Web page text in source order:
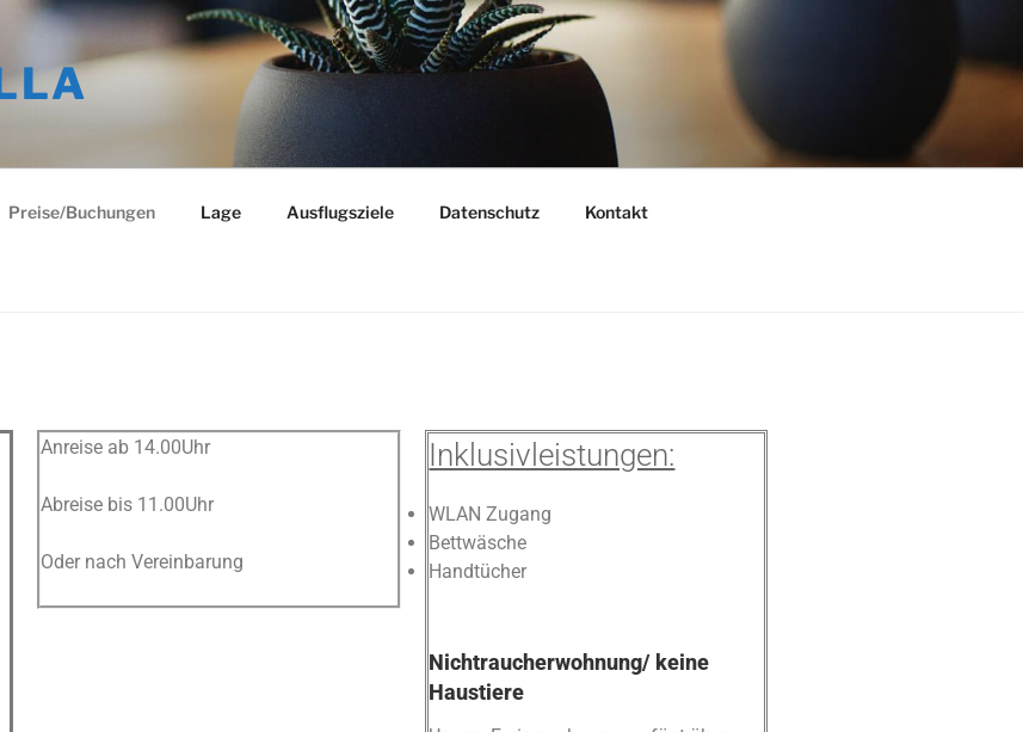
Preise/Buchungen Lage Ausflugsziele Datenschutz Kontakt
Anreise ab 14.00Uhr
Abreise bis 11.00Uhr
Oder nach Vereinbarung
Inklusivleistungen:
WLAN Zugang
Bettwäsche
Handtücher
Nichtraucherwohnung/ keine
Haustiere